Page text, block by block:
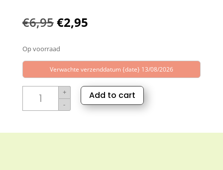
€6,95Oorspronkelijke
was:
€6,95.
€2,95Huidige
€2,95.
Op voorraad
Verwachte verzenddatum {date} 13/08/2026
Nervosity
massage
aantal
+
-
Add to cart